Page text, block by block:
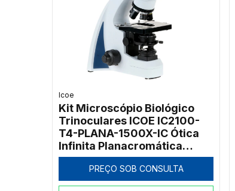
Icoe
Kit Microscópio Biológico
Trinoculares ICOE IC2100-
T4-PLANA-1500X-IC Ótica
Infinita Planacromática
1500x
PREÇO SOB CONSULTA